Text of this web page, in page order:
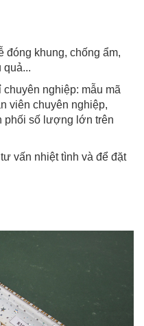
đóng khung, chống ẩm,
quả...
nghiệp: mẫu mã
viên chuyên nghiệp,
phối số lượng lớn trên
vấn nhiệt tình và để đặt